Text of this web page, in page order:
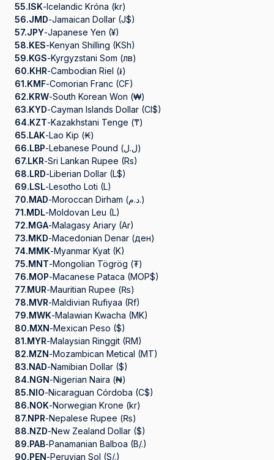
55.ISK-Icelandic Króna (kr)
56.JMD-Jamaican Dollar (J$)
57.JPY-Japanese Yen (¥)
58.KES-Kenyan Shilling (KSh)
59.KGS-Kyrgyzstani Som (лв)
60.KHR-Cambodian Riel (៛)
61.KMF-Comorian Franc (CF)
62.KRW-South Korean Won (₩)
63.KYD-Cayman Islands Dollar (CI$)
64.KZT-Kazakhstani Tenge (₸)
65.LAK-Lao Kip (₭)
66.LBP-
Lebanese Pound (ل.ل)
67.LKR-Sri Lankan Rupee (Rs)
68.LRD-Liberian Dollar (L$)
69.LSL-Lesotho Loti (L)
70.MAD-
Moroccan Dirham (د.م.)
71.MDL-Moldovan Leu (L)
72.MGA-Malagasy Ariary (Ar)
73.MKD-Macedonian Denar (ден)
74.MMK-Myanmar Kyat (K)
75.MNT-Mongolian Tögrög (₮)
76.MOP-Macanese Pataca (MOP$)
77.MUR-Mauritian Rupee (₨)
78.MVR-Maldivian Rufiyaa (Rf)
79.MWK-Malawian Kwacha (MK)
80.MXN-Mexican Peso ($)
81.MYR-Malaysian Ringgit (RM)
82.MZN-Mozambican Metical (MT)
83.NAD-Namibian Dollar ($)
84.NGN-Nigerian Naira (₦)
85.NIO-Nicaraguan Córdoba (C$)
86.NOK-Norwegian Krone (kr)
87.NPR-Nepalese Rupee (₨)
88.NZD-New Zealand Dollar ($)
89.PAB-Panamanian Balboa (B/.)
90.PEN-Peruvian Sol (S/.)